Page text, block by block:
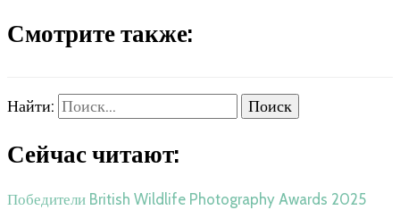
Смотрите также:
Найти:
Сейчас читают:
Победители British Wildlife Photography Awards 2025